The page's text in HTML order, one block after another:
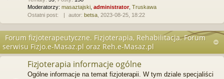
Moderatorzy: masaztajski administrator, Truskawa
Ostatni post:
autor: betsa , 2023-08-25, 18:22
Forum fizjoterapeutyczne. Fizjoterapia, Rehabilitacja. Forum
serwisu Fizjo.e-Masaz.pl oraz Reh.e-Masaz.pl
Fizjoterapia informacje ogólne
Ogólne informacje na temat fizjoterapii. W tym dziale specjaliści